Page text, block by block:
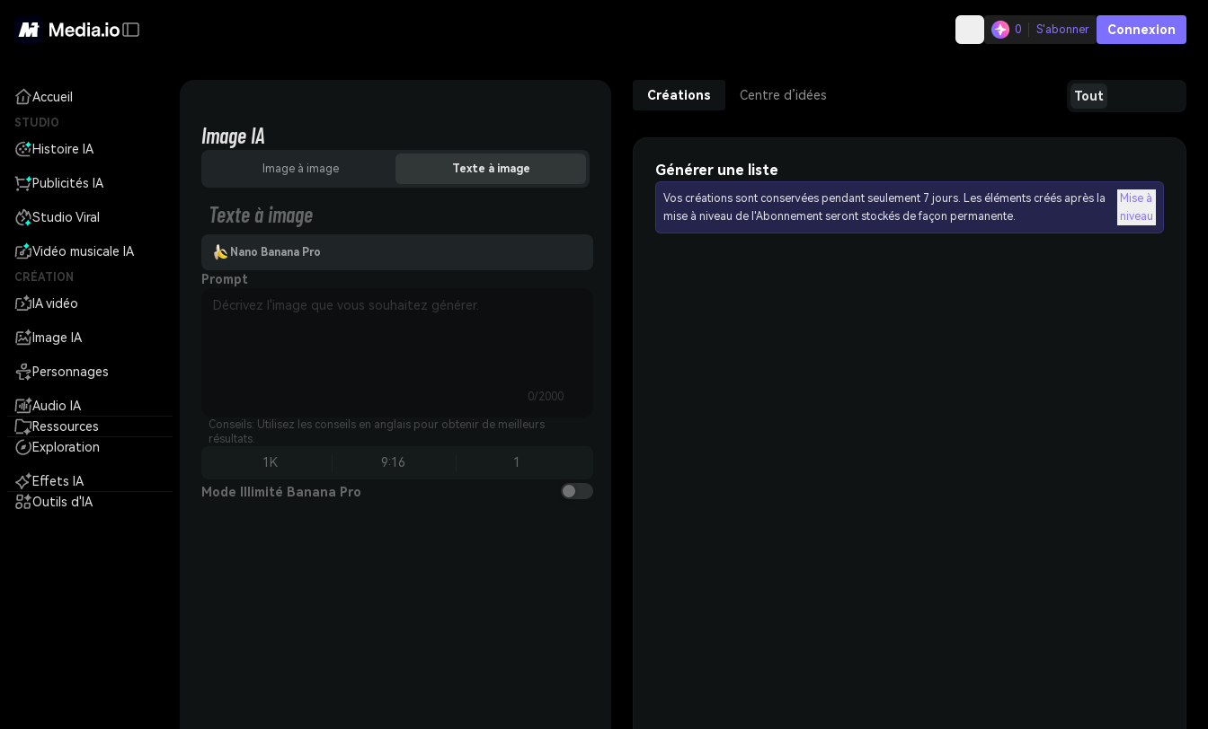
0 S'abonner Connexion
Accueil
STUDIO
Histoire IA
Publicités IA
Studio Viral
Vidéo musicale IA
CRÉATION
IA vidéo
Image IA
Personnages
Audio IA
Ressources
Exploration
Effets IA
Outils d'IA
Image IA
Image à image Texte à image
Texte à image
Nano Banana Pro
Prompt
0/2000
Conseils: Utilisez les conseils en anglais pour obtenir de meilleurs
résultats.
1K 9:16 1
Mode Illimité Banana Pro
Créations Centre d’idées Tout
Générer une liste
Vos créations sont conservées pendant seulement 7 jours. Les éléments créés après la
mise à niveau de l'Abonnement seront stockés de façon permanente.
Mise à
niveau